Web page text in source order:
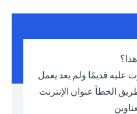
عليه قديمًا ولم يعد يعمل
الخطأ عنوان الإنترنت